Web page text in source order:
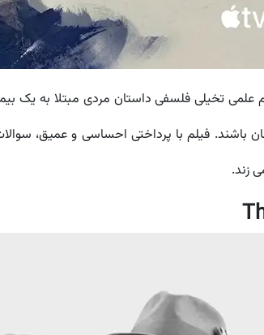
علمی تخیلی فلسفی داستان مردی مبتلا به یک
باشند. فیلم با پرداختی احساسی و عمیق،
زند.